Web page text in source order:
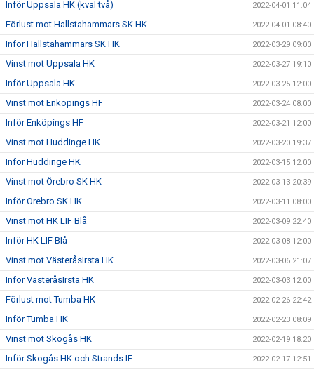
Inför Uppsala HK (kval två) 2022-04-01 11:04
Förlust mot Hallstahammars SK HK 2022-04-01 08:40
Inför Hallstahammars SK HK 2022-03-29 09:00
Vinst mot Uppsala HK 2022-03-27 19:10
Inför Uppsala HK 2022-03-25 12:00
Vinst mot Enköpings HF 2022-03-24 08:00
Inför Enköpings HF 2022-03-21 12:00
Vinst mot Huddinge HK 2022-03-20 19:37
Inför Huddinge HK 2022-03-15 12:00
Vinst mot Örebro SK HK 2022-03-13 20:39
Inför Örebro SK HK 2022-03-11 08:00
Vinst mot HK LIF Blå 2022-03-09 22:40
Inför HK LIF Blå 2022-03-08 12:00
Vinst mot VästeråsIrsta HK 2022-03-06 21:07
Inför VästeråsIrsta HK 2022-03-03 12:00
Förlust mot Tumba HK 2022-02-26 22:42
Inför Tumba HK 2022-02-23 08:09
Vinst mot Skogås HK 2022-02-19 18:20
Inför Skogås HK och Strands IF 2022-02-17 12:51